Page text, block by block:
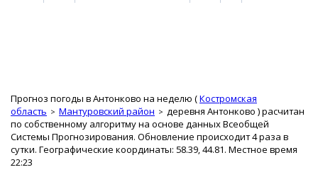
Прогноз погоды в Антонково на неделю (Костромская
область
Мантуровский район деревня Антонково ) расчитан
по собственному алгоритму на основе данных Всеобщей
Системы Прогнозирования. Обновление происходит 4 раза в
сутки. Географические координаты: 58.39, 44.81. Местное время
22:23